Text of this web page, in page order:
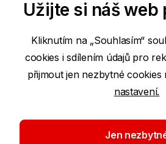
Podmínky používání internetových
Prohlášení o přístupnosti
Ochrana osobních údajů
Užijte si náš web
Kliknutím na „Souhlasím“
cookies i sdílením údajů pro
přijmout jen nezbytné cookies
nastavení.
Jen